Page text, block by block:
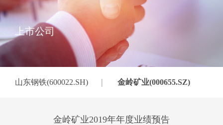
上市公司
山东钢铁(600022.SH) | 金岭矿业(000655.SZ)
金岭矿业2019年年度业绩预告